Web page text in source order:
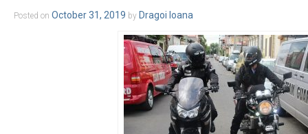
Posted on October 31, 2019 by Dragoi Ioana